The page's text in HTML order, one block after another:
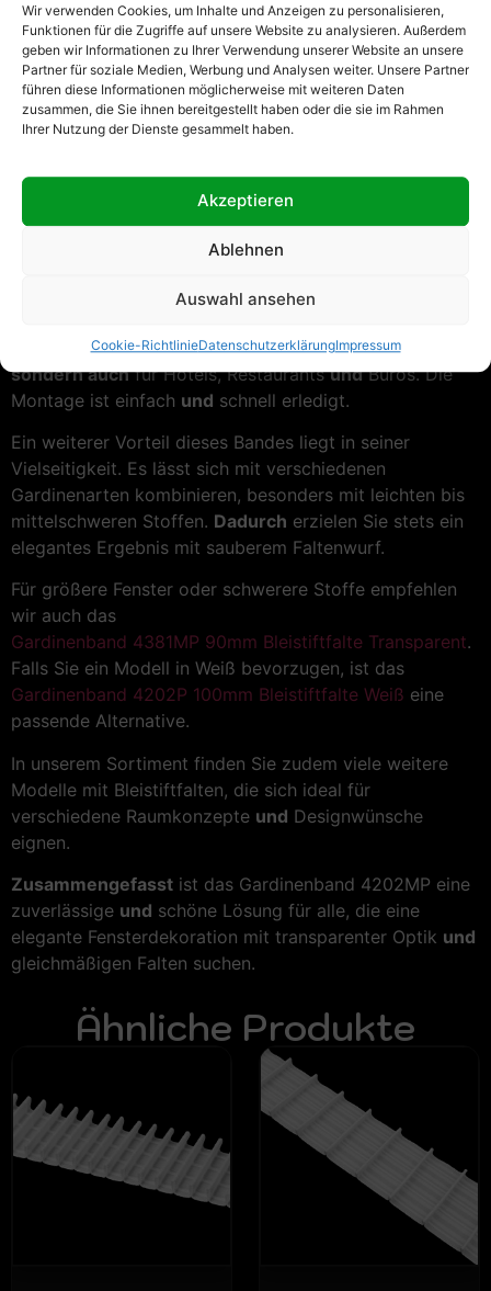
Wir verwenden Cookies, um Inhalte und Anzeigen zu personalisieren,
Funktionen für die Zugriffe auf unsere Website zu analysieren. Außerdem
geben wir Informationen zu Ihrer Verwendung unserer Website an unsere
Partner für soziale Medien, Werbung und Analysen weiter. Unsere Partner
führen diese Informationen möglicherweise mit weiteren Daten
zusammen, die Sie ihnen bereitgestellt haben oder die sie im Rahmen
Ihrer Nutzung der Dienste gesammelt haben.
Akzeptieren
Ablehnen
Auswahl ansehen
Cookie-RichtlinieDatenschutzerklärungImpressum
Das Gardinenband 4202MP ist ein hochwertiges und
transparentes Faltenband mit einer Breite von 100 mm.
Es wurde speziell für die klassische Bleistiftfalte im
Verhältnis 1:2,5 entwickelt.Dabeibleibt das Band durch
gut an verschiedene Gardinenstoffe an.Deshalbsorgt
undprofessionelles
Erscheinungsbild.
auch bei häufiger Nutzung stabil.Außerdem
Verarbeitung nicht nur für den privaten Bereich,
sondern auchfür Hotels, RestaurantsundBüros. Die
Montage ist einfach und schnell erledigt.
Ein weiterer Vorteil dieses Bandes liegt in seiner
Vielseitigkeit. Es lässt sich mit verschiedenen
Gardinenarten kombinieren, besonders mit leichten bis
mittelschweren Stoffen. Dadurch erzielen Sie stets ein
elegantes Ergebnis mit sauberem Faltenwurf.
Für größere Fenster oder schwerere Stoffe empfehlen
wir auch das
Gardinenband 4381MP 90mm Bleistiftfalte Transparent.
Falls Sie ein Modell in Weiß bevorzugen, ist das
Gardinenband 4202P 100mm Bleistiftfalte Weiß eine
passende Alternative.
In unserem Sortiment finden Sie zudem viele weitere
Modelle mit Bleistiftfalten, die sich ideal für
verschiedene Raumkonzepte und Designwünsche
eignen.
Zusammengefasst ist das Gardinenband 4202MP eine
zuverlässige und schöne Lösung für alle, die eine
elegante Fensterdekoration mit transparenter Optik und
gleichmäßigen Falten suchen.
Ähnliche Produkte